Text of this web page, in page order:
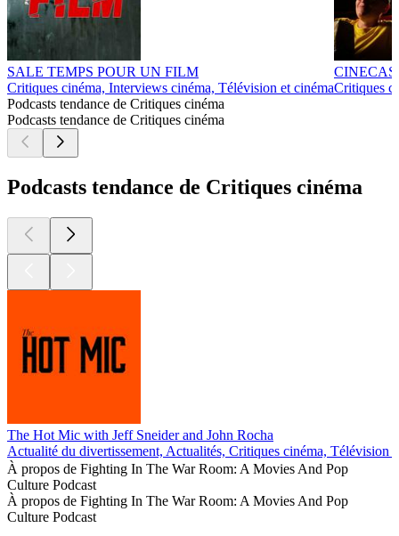
SALE TEMPS POUR UN FILM
Critiques cinéma, Interviews cinéma, Télévision et cinémaCritiques
Podcasts tendance de Critiques cinéma
Podcasts tendance de Critiques cinéma
Podcasts tendance de Critiques cinéma
The Hot Mic with Jeff Sneider and John Rocha
Actualité du divertissement, Actualités, Critiques cinéma, Télévision
À propos de Fighting In The War Room: A Movies And Pop
Culture Podcast
À propos de Fighting In The War Room: A Movies And Pop
Culture Podcast